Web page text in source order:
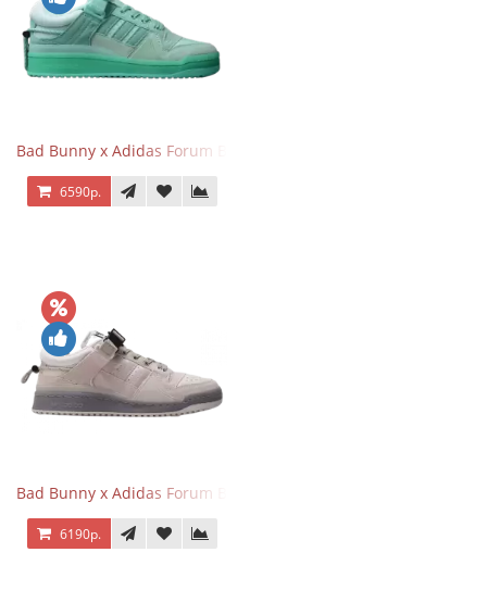
Bad Bunny x Adidas Forum Buckle Low Mint Blue
6590р.
Bad Bunny x Adidas Forum Buckle Low Gray
6190р.